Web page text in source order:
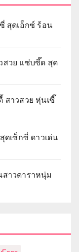
สุดเอ็กซ์ ร้อน
สวย แซ่บซี๊ด สุด
สาวสวย หุ่นเซี๊
ดเซ็กซี่ ดาวเด่น
สาวดาราหนุ่ม